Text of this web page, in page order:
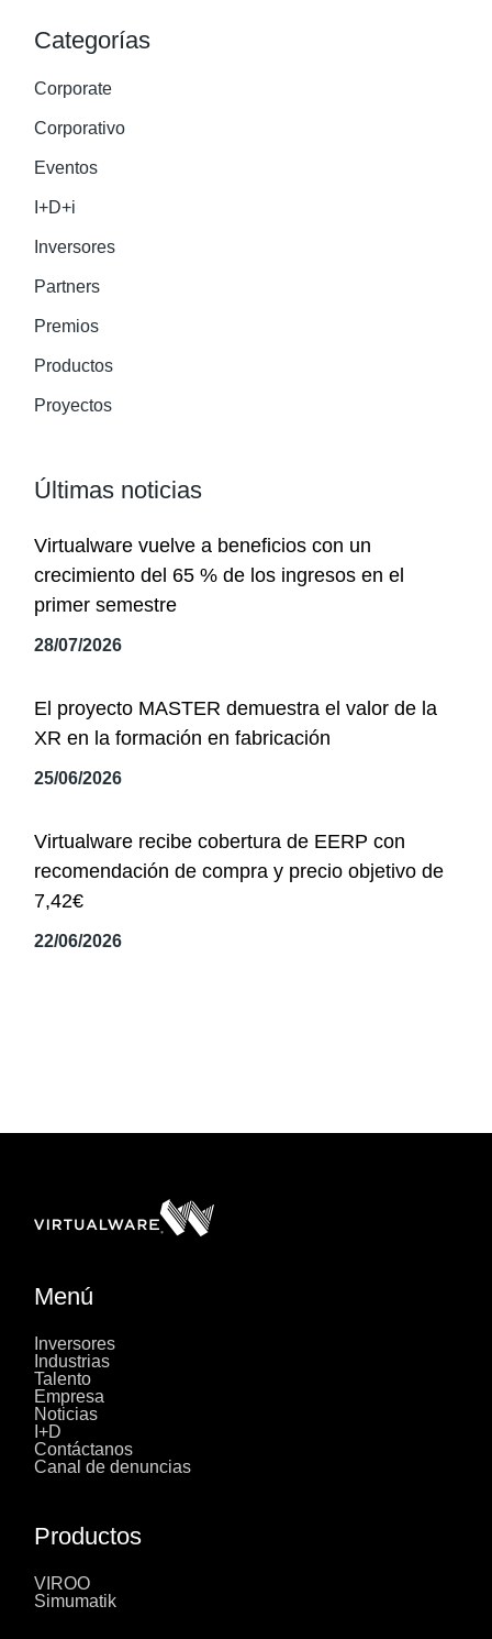
Categorías
Corporate
Corporativo
Eventos
I+D+i
Inversores
Partners
Premios
Productos
Proyectos
Últimas noticias
Virtualware vuelve a beneficios con un
crecimiento del 65 % de los ingresos en el
primer semestre
28/07/2026
El proyecto MASTER demuestra el valor de la
XR en la formación en fabricación
25/06/2026
Virtualware recibe cobertura de EERP con
recomendación de compra y precio objetivo de
7,42€
22/06/2026
Menú
Inversores
Industrias
Talento
Empresa
Noticias
I+D
Contáctanos
Canal de denuncias
Productos
VIROO
Simumatik